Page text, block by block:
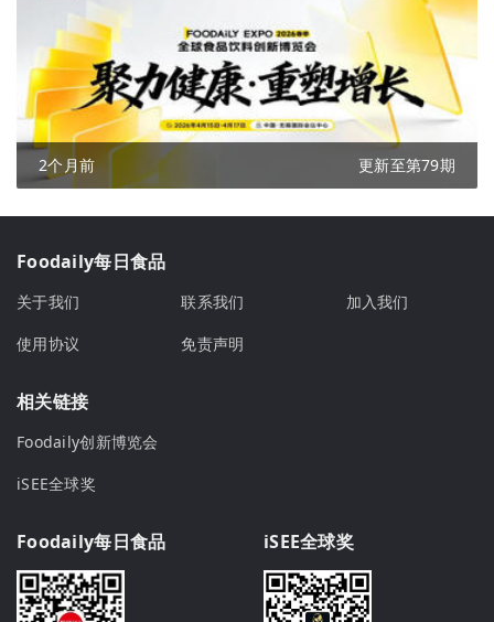
2个月前 更新至第79期
Foodaily每日食品
关于我们 联系我们
加入我们
使用协议
免责声明
相关链接
Foodaily创新博览会
iSEE全球奖
Foodaily每日食品 iSEE全球奖